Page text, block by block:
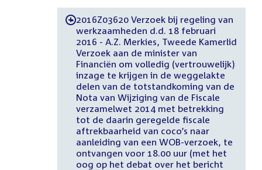
-2016Z03620 Verzoek bij regeling van
werkzaamheden d.d. 18 februari
2016 - A.Z. Merkies, Tweede Kamerlid
Verzoek aan de minister van
Financiën om volledig (vertrouwelijk)
inzage te krijgen in de weggelakte
delen van de totstandkoming van de
Nota van Wijziging van de Fiscale
verzamelwet 2014 met betrekking
tot de daarin geregelde fiscale
aftrekbaarheid van coco’s naar
aanleiding van een WOB-verzoek, te
ontvangen voor 18.00 uur (met het
oog op het debat over het bericht